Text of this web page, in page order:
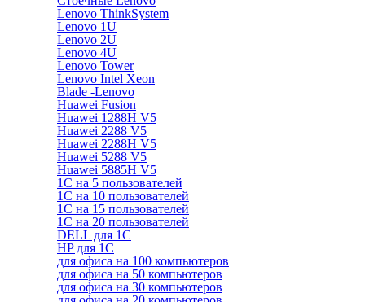
Lenovo ThinkSystem
Lenovo 1U
Lenovo 2U
Lenovo 4U
Lenovo Tower
Lenovo Intel Xeon
Blade -Lenovo
Huawei Fusion
Huawei 1288H V5
Huawei 2288 V5
Huawei 2288H V5
Huawei 5288 V5
Huawei 5885H V5
1С на 5 пользователей
1С на 10 пользователей
1С на 15 пользователей
1С на 20 пользователей
DELL для 1С
HP для 1С
для офиса на 100 компьютеров
для офиса на 50 компьютеров
для офиса на 30 компьютеров